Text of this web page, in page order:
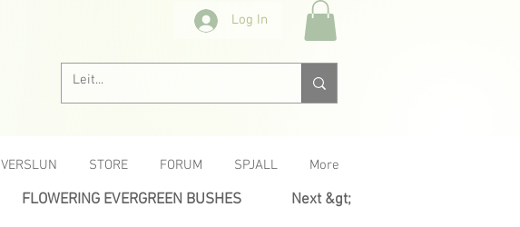
Log In
VERSLUN STORE FORUM SPJALL More
Next &gt;
FLOWERING EVERGREEN BUSHES